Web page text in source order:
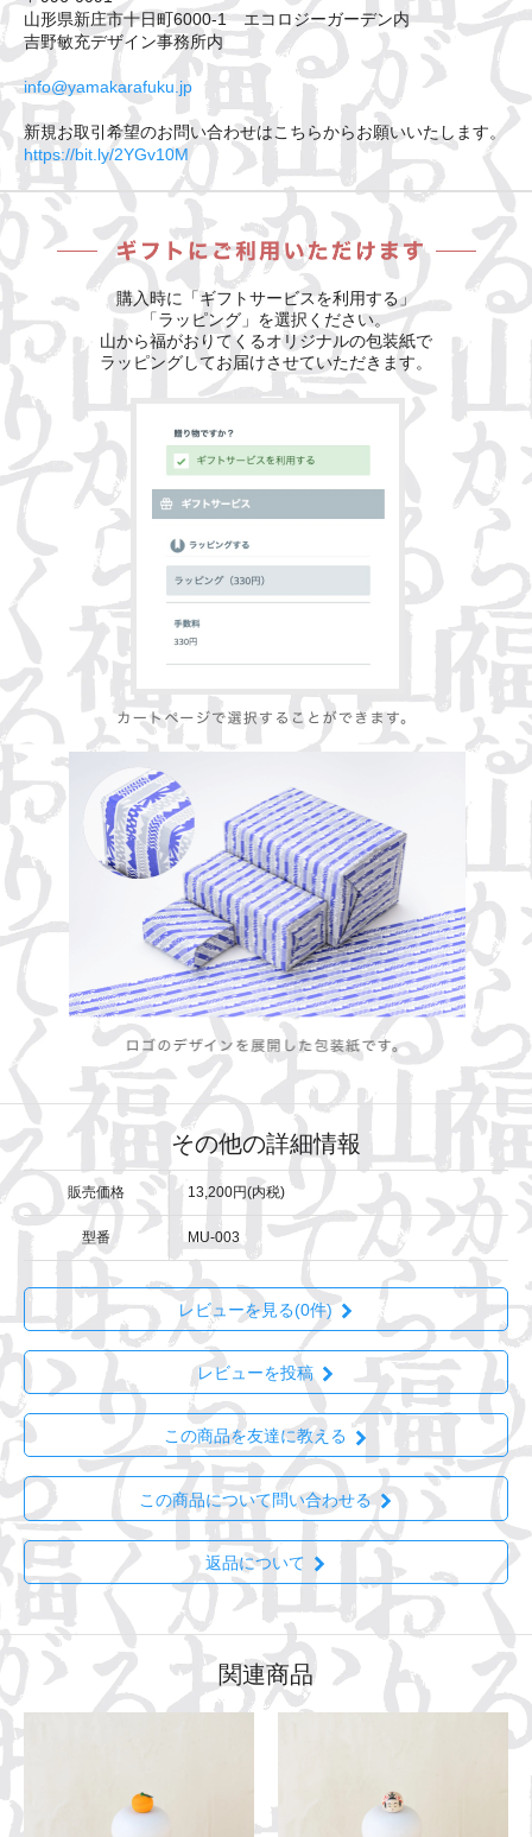
山形県新庄市十日町6000-1 エコロジーガーデン内
吉野敏充デザイン事務所内
info@yamakarafuku.jp
新規お取引希望のお問い合わせはこちらからお願いいたします。
https://bit.ly/2YGv10M
購入時に「ギフトサービスを利用する」
「ラッピング」を選択ください。
山から福がおりてくるオリジナルの包装紙で
ラッピングしてお届けさせていただきます。
その他の詳細情報
販売価格 13,200円(内税)
型番 MU-003
レビューを見る(0件)
レビューを投稿
この商品を友達に教える
この商品について問い合わせる
返品について
関連商品